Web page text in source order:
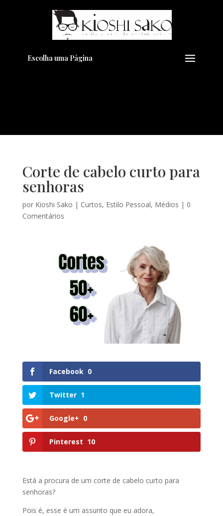
Escolha uma Página
Corte de cabelo curto para
senhoras
por Kioshi Sako | Curtos, Estilo Pessoal, Médios | 0
Comentários
Facebook 0
Twitter 1
Google+ 0
Pinterest 10
Está a procura de um corte de cabelo curto para
senhoras?
Pois é, esse é um assunto que eu adora,
Pensando em transformar seu
Visual??